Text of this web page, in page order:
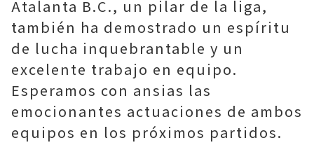
Atalanta B.C., un pilar de la liga,
también ha demostrado un espíritu
de lucha inquebrantable y un
excelente trabajo en equipo.
Esperamos con ansias las
emocionantes actuaciones de ambos
equipos en los próximos partidos.